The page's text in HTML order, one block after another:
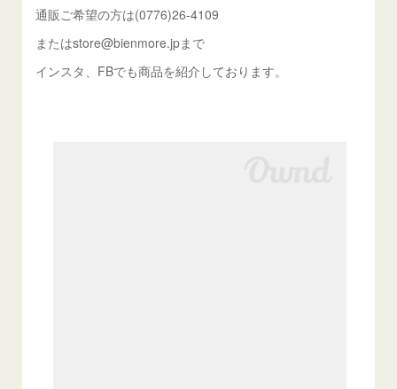
通販ご希望の方は(0776)26-4109
またはstore@bienmore.jpまで
インスタ、FBでも商品を紹介しております。